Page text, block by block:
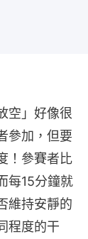
空」好像很
參加，但要
！參賽者比
每15分鐘就
維持安靜的
程度的干